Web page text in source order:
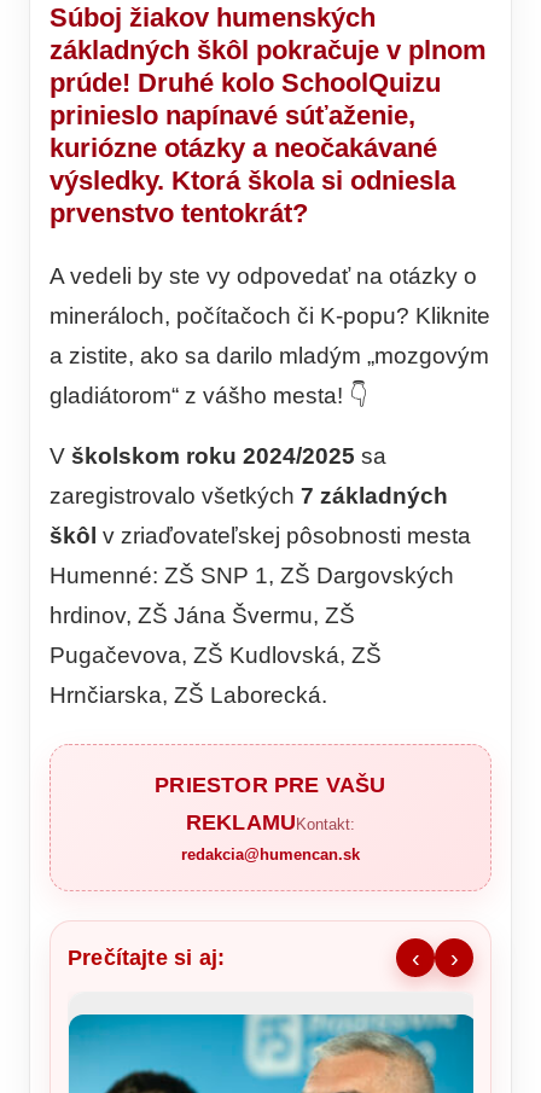
Súboj žiakov humenských
základných škôl pokračuje v plnom
prúde! Druhé kolo SchoolQuizu
prinieslo napínavé súťaženie,
kuriózne otázky a neočakávané
výsledky. Ktorá škola si odniesla
prvenstvo tentokrát?
A vedeli by ste vy odpovedať na otázky o
mineráloch, počítačoch či K-popu? Kliknite
a zistite, ako sa darilo mladým „mozgovým
gladiátorom“ z vášho mesta! 👇
V školskom roku 2024/2025 sa
zaregistrovalo všetkých 7 základných
škôl v zriaďovateľskej pôsobnosti mesta
Humenné: ZŠ SNP 1, ZŠ Dargovských
hrdinov, ZŠ Jána Švermu, ZŠ
Pugačevova, ZŠ Kudlovská, ZŠ
Hrnčiarska, ZŠ Laborecká.
PRIESTOR PRE VAŠU
REKLAMU Kontakt:
redakcia@humencan.sk
Prečítajte si aj: ‹ ›